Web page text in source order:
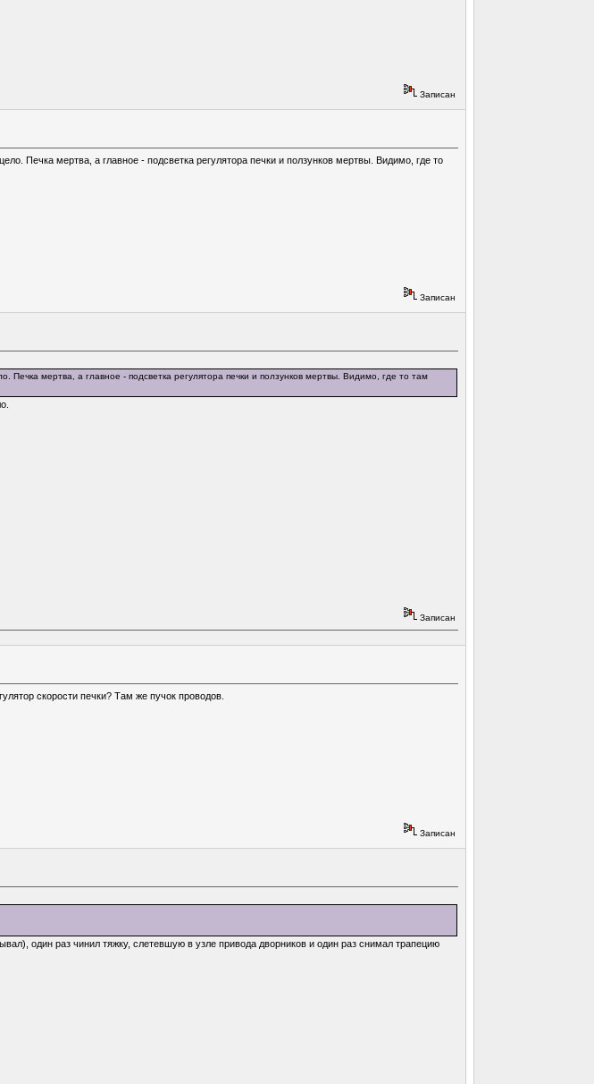
Записан
Печка мертва, а главное - подсветка регулятора печки и ползунков мертвы. Видимо, где то
Записан
Печка мертва, а главное - подсветка регулятора печки и ползунков мертвы. Видимо, где то там
Записан
скорости печки? Там же пучок проводов.
Записан
один раз чинил тяжку, слетевшую в узле привода дворников и один раз снимал трапецию